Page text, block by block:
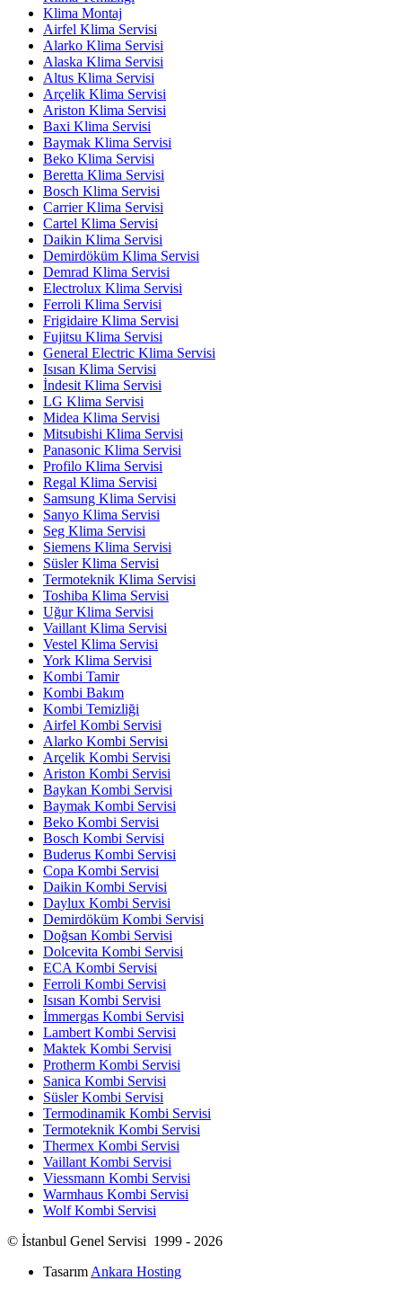
Klima Montaj
Airfel Klima Servisi
Alarko Klima Servisi
Alaska Klima Servisi
Altus Klima Servisi
Arçelik Klima Servisi
Ariston Klima Servisi
Baxi Klima Servisi
Baymak Klima Servisi
Beko Klima Servisi
Beretta Klima Servisi
Bosch Klima Servisi
Carrier Klima Servisi
Cartel Klima Servisi
Daikin Klima Servisi
Demirdöküm Klima Servisi
Demrad Klima Servisi
Electrolux Klima Servisi
Ferroli Klima Servisi
Frigidaire Klima Servisi
Fujitsu Klima Servisi
General Electric Klima Servisi
Isısan Klima Servisi
İndesit Klima Servisi
LG Klima Servisi
Midea Klima Servisi
Mitsubishi Klima Servisi
Panasonic Klima Servisi
Profilo Klima Servisi
Regal Klima Servisi
Samsung Klima Servisi
Sanyo Klima Servisi
Seg Klima Servisi
Siemens Klima Servisi
Süsler Klima Servisi
Termoteknik Klima Servisi
Toshiba Klima Servisi
Uğur Klima Servisi
Vaillant Klima Servisi
Vestel Klima Servisi
York Klima Servisi
Kombi Tamir
Kombi Bakım
Kombi Temizliği
Airfel Kombi Servisi
Alarko Kombi Servisi
Arçelik Kombi Servisi
Ariston Kombi Servisi
Baykan Kombi Servisi
Baymak Kombi Servisi
Beko Kombi Servisi
Bosch Kombi Servisi
Buderus Kombi Servisi
Copa Kombi Servisi
Daikin Kombi Servisi
Daylux Kombi Servisi
Demirdöküm Kombi Servisi
Doğsan Kombi Servisi
Dolcevita Kombi Servisi
ECA Kombi Servisi
Ferroli Kombi Servisi
Isısan Kombi Servisi
İmmergas Kombi Servisi
Lambert Kombi Servisi
Maktek Kombi Servisi
Protherm Kombi Servisi
Sanica Kombi Servisi
Süsler Kombi Servisi
Termodinamik Kombi Servisi
Termoteknik Kombi Servisi
Thermex Kombi Servisi
Vaillant Kombi Servisi
Viessmann Kombi Servisi
Warmhaus Kombi Servisi
Wolf Kombi Servisi
© İstanbul Genel Servisi 1999 - 2026
Tasarım Ankara Hosting